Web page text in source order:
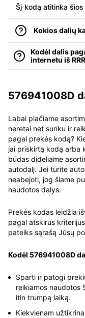
Šį kodą atitinka
Kokios dalių
Kodėl dalis
internetu iš
576941008D
Labai plačiame
neretai net sunku ir
pagal prekės kodą?
jai priskirtą kodą arba
būdas dideliame
autodalį. Jei turite
neabejoti, jog šiame
naudotos dalys.
Prekės kodas leidžia
pagal atskirus
pateiks sąrašą Jūsų
Kodėl 576941008D
Sparti ir patogi
reikiamos naudotos
itin trumpą laiką.
Kiekvienam